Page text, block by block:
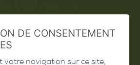
DE CONSENTEMENT
votre navigation sur ce site,